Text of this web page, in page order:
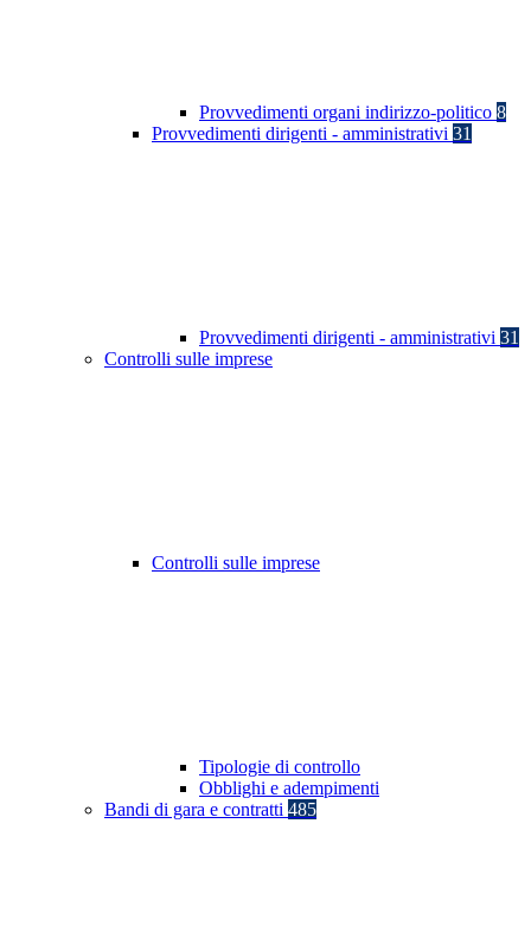
Provvedimenti organi indirizzo-politico 8
Provvedimenti dirigenti - amministrativi 31
Provvedimenti dirigenti - amministrativi 31
Controlli sulle imprese
Controlli sulle imprese
Tipologie di controllo
Obblighi e adempimenti
Bandi di gara e contratti 485